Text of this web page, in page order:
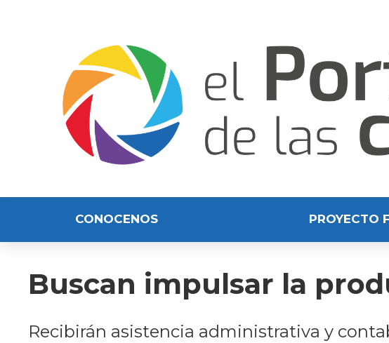
CONOCENOS PROYECTO
Buscan impulsar la
Recibirán asistencia administrativa y